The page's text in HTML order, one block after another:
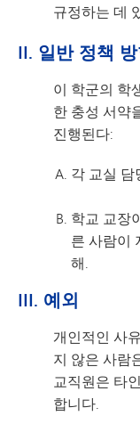
규정하는 데
II. 일반 정책
이 학군의 학
한 충성 서약
진행된다:
각 교실 담
학교 교장
른 사람이
해.
III. 예외
개인적인 사
지 않은 사람
교직원은 타
합니다.